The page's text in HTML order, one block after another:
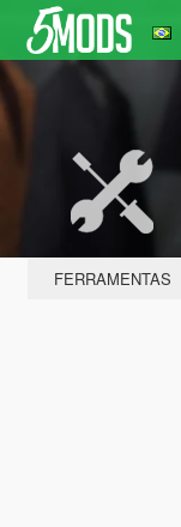
FERRAMENTAS